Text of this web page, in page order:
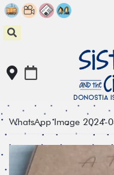
Skip
to
content
WhatsApp Image 2024-